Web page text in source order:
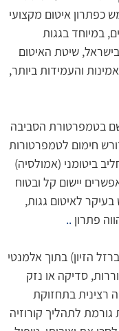
כפתרון איטום מקצועי
במיוחד בגגות
שיטת האיטום
והעמידות ביותר,
בטמפרטורת הסביבה
חימום לטמפרטורות
ביטומני (אמולסיה)
יישום קל ובטוח
לאיטום גגות,
פתרון ..
הזיון) בתוך אלמנטי
סדיקה או נזק
רצינית בתחזוקת
גורמת לתהליך קורוזיה